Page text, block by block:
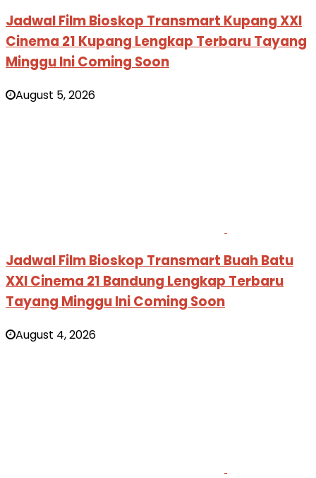
Jadwal Film Bioskop Transmart Kupang XXI
Cinema 21 Kupang Lengkap Terbaru Tayang
Minggu Ini Coming Soon
August 5, 2026
Jadwal Film Bioskop Transmart Buah Batu
XXI Cinema 21 Bandung Lengkap Terbaru
Tayang Minggu Ini Coming Soon
August 4, 2026